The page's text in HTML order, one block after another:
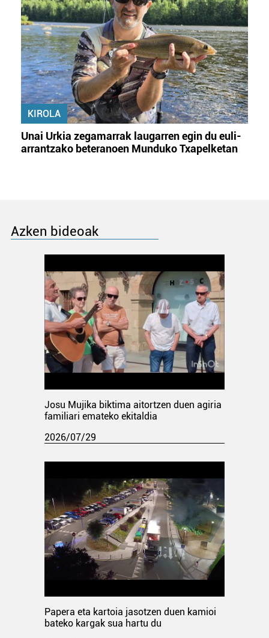
KIROLA
Unai Urkia zegamarrak laugarren egin du euli-
arrantzako beteranoen Munduko Txapelketan
Azken bideoak
Josu Mujika biktima aitortzen duen agiria
familiari emateko ekitaldia
2026/07/29
Papera eta kartoia jasotzen duen kamioi
bateko kargak sua hartu du